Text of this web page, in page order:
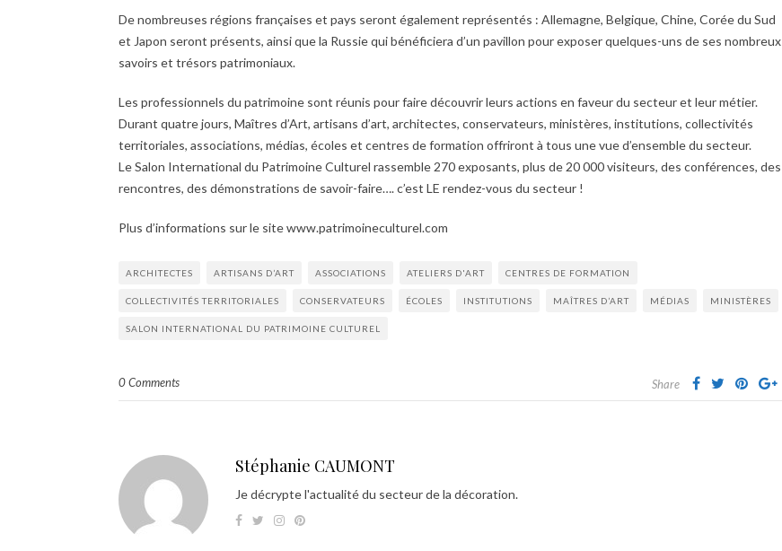
De nombreuses régions françaises et pays seront également représentés : Allemagne, Belgique, Chine, Corée du Sud
et Japon seront présents, ainsi que la Russie qui bénéficiera d’un pavillon pour exposer quelques-uns de ses nombreux
savoirs et trésors patrimoniaux.
Les professionnels du patrimoine sont réunis pour faire découvrir leurs actions en faveur du secteur et leur métier.
Durant quatre jours, Maîtres d’Art, artisans d’art, architectes, conservateurs, ministères, institutions, collectivités
territoriales, associations, médias, écoles et centres de formation offriront à tous une vue d’ensemble du secteur.
Le Salon International du Patrimoine Culturel rassemble 270 exposants, plus de 20 000 visiteurs, des conférences, des
rencontres, des démonstrations de savoir-faire…. c’est LE rendez-vous du secteur !
Plus d’informations sur le site www.patrimoineculturel.com
ARCHITECTES ARTISANS D’ART ASSOCIATIONS ATELIERS D'ART CENTRES DE FORMATION
COLLECTIVITÉS TERRITORIALES CONSERVATEURS ÉCOLES INSTITUTIONS MAÎTRES D’ART MÉDIAS MINISTÈRES
SALON INTERNATIONAL DU PATRIMOINE CULTUREL
0 Comments Share
Stéphanie CAUMONT
Je décrypte l'actualité du secteur de la décoration.